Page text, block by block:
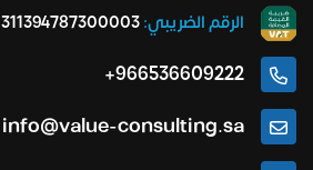
الرقم الضريبي:311394787300003
966536609222+
info@value-consulting.sa